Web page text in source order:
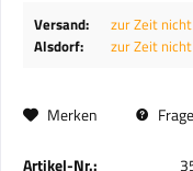
Versand:
zur Zeit
Alsdorf:
zur Zeit
Merken
Artikel-Nr.: